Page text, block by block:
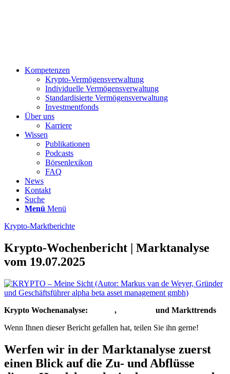
Kompetenzen
Krypto-Vermögensverwaltung
Individuelle Vermögensverwaltung
Standardisierte Vermögensverwaltung
Investmentfonds
Über uns
Karriere
Wissen
Publikationen
Podcasts
Börsenlexikon
FAQ
News
Kontakt
Suche
Menü Menü
Krypto-Marktberichte
Krypto-Wochenbericht | Marktanalyse
vom 19.07.2025
Krypto Wochenanalyse: ,
und Markttrends
Wenn Ihnen dieser Bericht gefallen hat, teilen Sie ihn gerne!
Werfen wir in der Marktanalyse zuerst
einen Blick auf die Zu- und Abflüsse